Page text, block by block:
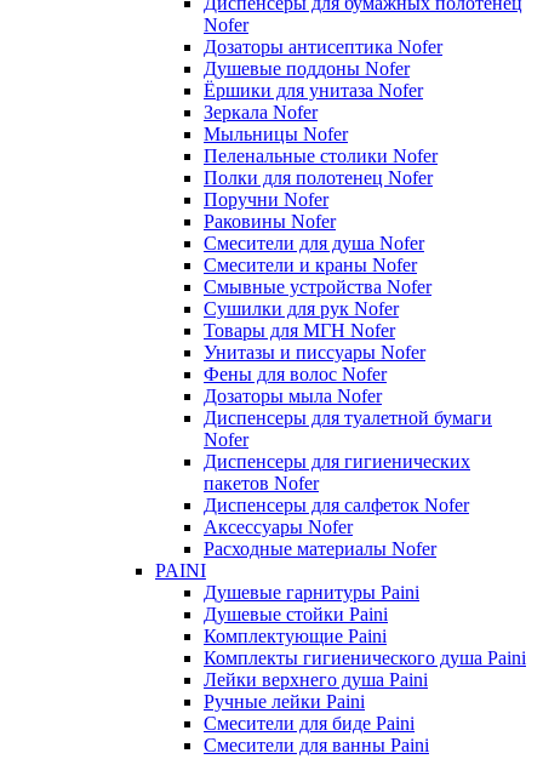
Nofer
Дозаторы антисептика Nofer
Душевые поддоны Nofer
Ёршики для унитаза Nofer
Зеркала Nofer
Мыльницы Nofer
Пеленальные столики Nofer
Полки для полотенец Nofer
Поручни Nofer
Раковины Nofer
Смесители для душа Nofer
Смесители и краны Nofer
Смывные устройства Nofer
Сушилки для рук Nofer
Товары для МГН Nofer
Унитазы и писсуары Nofer
Фены для волос Nofer
Дозаторы мыла Nofer
Диспенсеры для туалетной бумаги
Nofer
Диспенсеры для гигиенических
пакетов Nofer
Диспенсеры для салфеток Nofer
Аксессуары Nofer
Расходные материалы Nofer
PAINI
Душевые гарнитуры Paini
Душевые стойки Paini
Комплектующие Paini
Комплекты гигиенического душа Paini
Лейки верхнего душа Paini
Ручные лейки Paini
Смесители для биде Paini
Смесители для ванны Paini